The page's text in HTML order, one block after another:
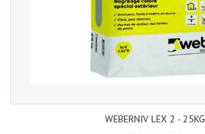
WEBERNIV LEX 2 - 25KG